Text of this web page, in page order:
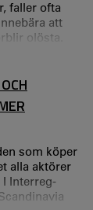
faller ofta
att
olösta.
som köper
alla aktörer
Interreg-